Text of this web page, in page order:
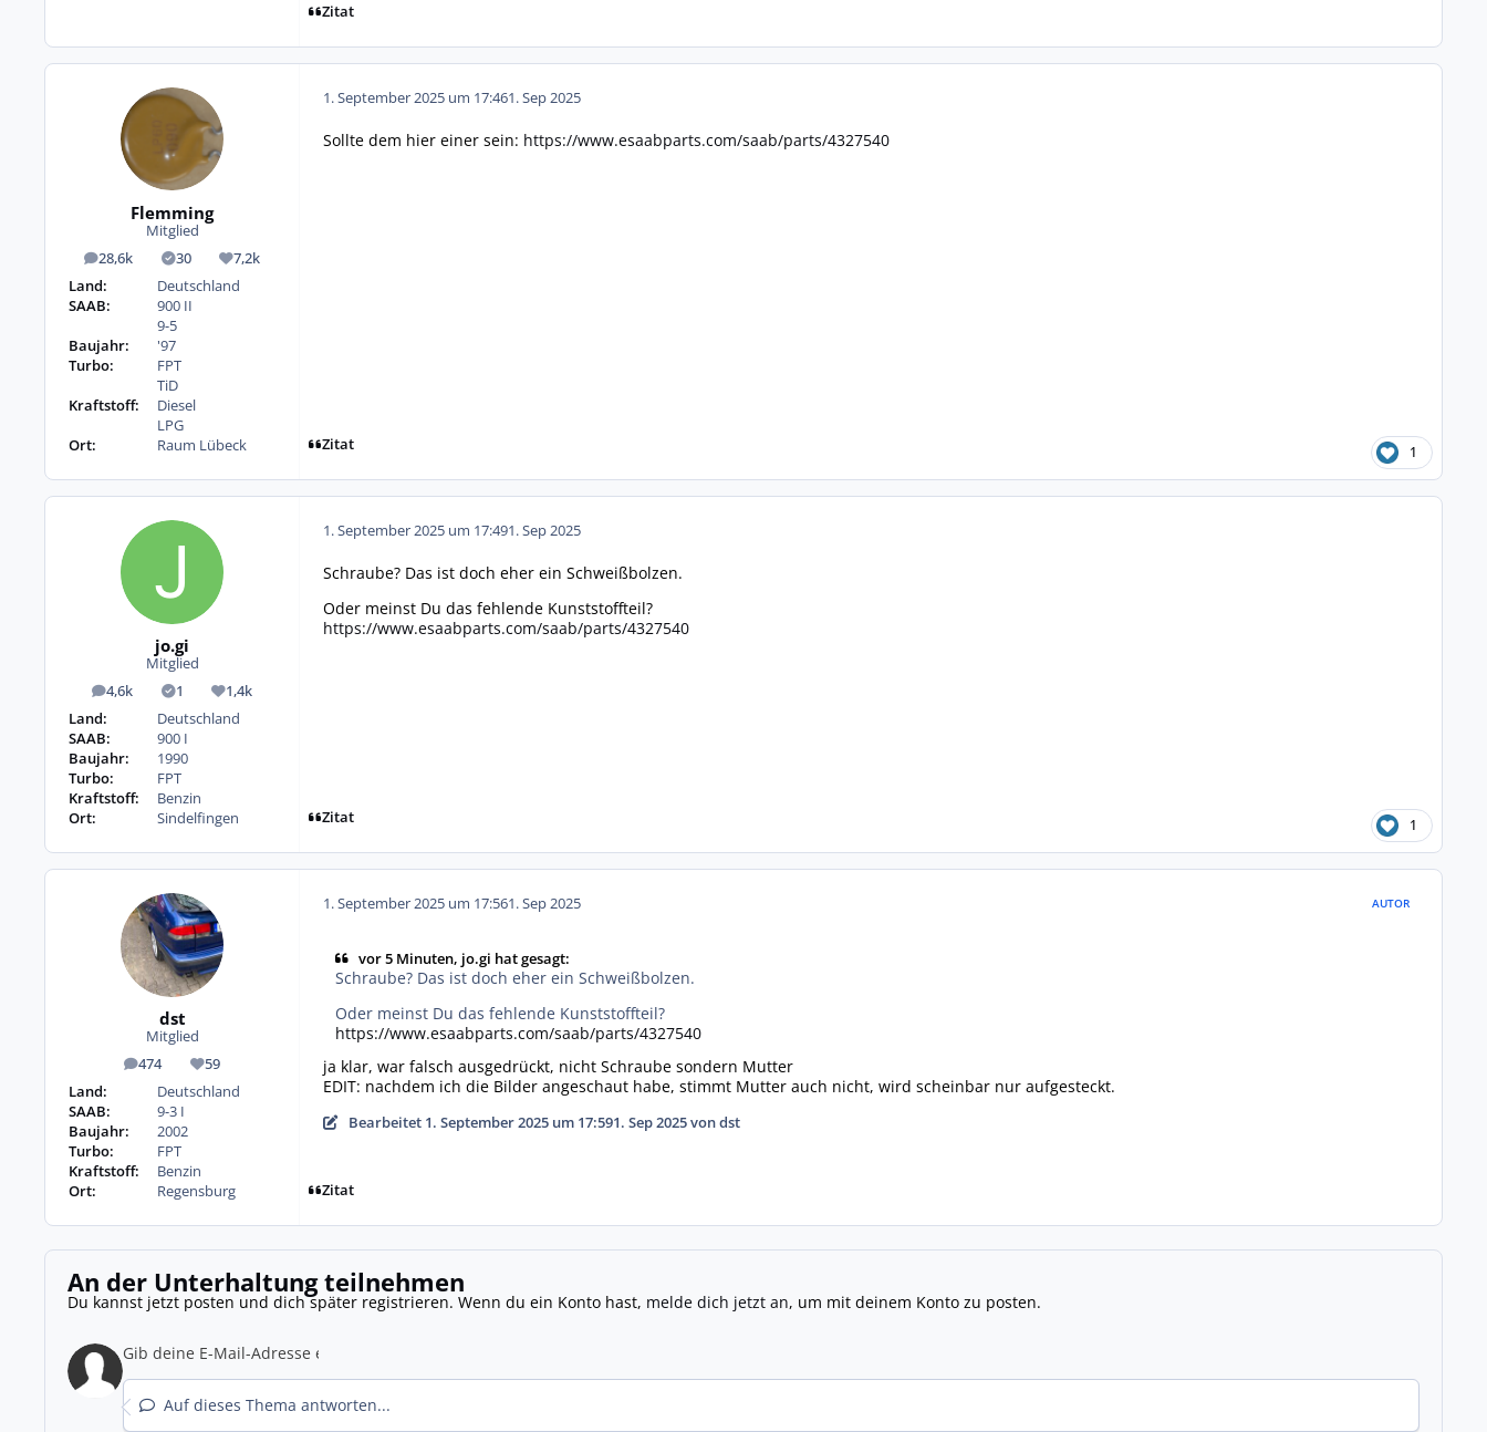
Zitat
Flemming
Mitglied
28,6k
Beiträge 30
Lösungen7,2k
Reputation
Land:
Deutschland
SAAB:
900 II
9-5
Baujahr:
'97
Turbo:
FPT
TiD
Kraftstoff:
Diesel
LPG
Ort:
Raum Lübeck
1. September 2025 um 17:461. Sep 2025
Sollte dem hier einer sein: https://www.esaabparts.com/saab/parts/4327540
Zitat 1
jo.gi
Mitglied
4,6k
Beiträge 1
Lösungen1,4k
Reputation
Land:
Deutschland
SAAB:
900 I
Baujahr:
1990
Turbo:
FPT
Kraftstoff:
Benzin
Ort:
Sindelfingen
1. September 2025 um 17:491. Sep 2025
Schraube? Das ist doch eher ein Schweißbolzen.
Oder meinst Du das fehlende Kunststoffteil?
https://www.esaabparts.com/saab/parts/4327540
Zitat 1
dst
Mitglied
474
Beiträge 59
Reputation
Land:
Deutschland
SAAB:
9-3 I
Baujahr:
2002
Turbo:
FPT
Kraftstoff:
Benzin
Ort:
Regensburg
1. September 2025 um 17:561. Sep 2025 AUTOR
vor 5 Minuten, jo.gi hat gesagt:
Schraube? Das ist doch eher ein Schweißbolzen.
Oder meinst Du das fehlende Kunststoffteil?
https://www.esaabparts.com/saab/parts/4327540
ja klar, war falsch ausgedrückt, nicht Schraube sondern Mutter
EDIT: nachdem ich die Bilder angeschaut habe, stimmt Mutter auch nicht, wird scheinbar nur aufgesteckt.
Bearbeitet 1. September 2025 um 17:591. Sep 2025von dst
Zitat
An der Unterhaltung teilnehmen
Du kannst jetzt posten und dich später registrieren. Wenn du ein Konto hast, melde dich jetzt an, um mit deinem Konto zu posten.
Auf dieses Thema antworten...